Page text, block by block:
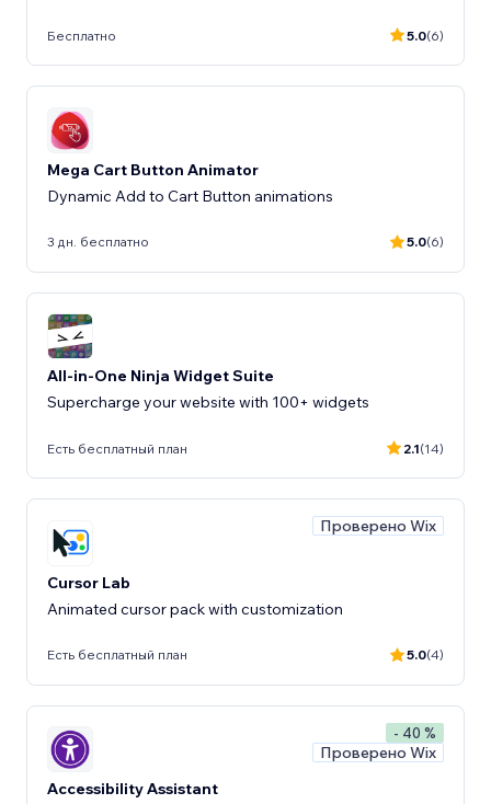
Бесплатно 5.0(6)
Mega Cart Button Animator
Dynamic Add to Cart Button animations
3 дн. бесплатно 5.0(6)
All-in-One Ninja Widget Suite
Supercharge your website with 100+ widgets
Есть бесплатный план 2.1(14)
Проверено Wix
Cursor Lab
Animated cursor pack with customization
Есть бесплатный план 5.0(4)
- 40 %
Проверено Wix
Accessibility Assistant